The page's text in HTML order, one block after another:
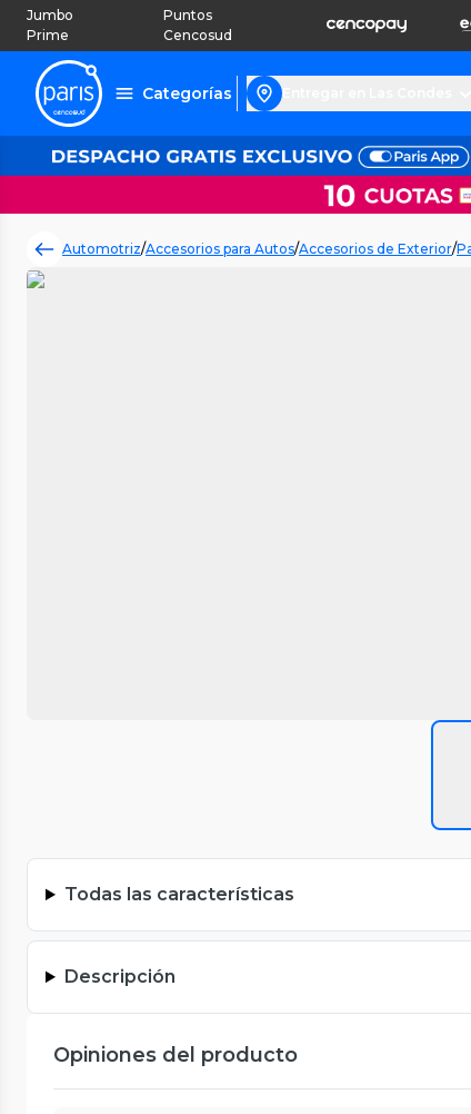
Jumbo
Prime
Puntos
Cencosud
Categorías
Automotriz/Accesorios para Autos/Accesorios de Exterior/
Todas las características
Descripción
Opiniones del producto